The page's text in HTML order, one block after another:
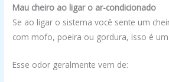
Mau cheiro ao ligar o ar-condicionado
Se ao ligar o sistema você sente um
com mofo, poeira ou gordura, isso é um
Esse odor geralmente vem de: